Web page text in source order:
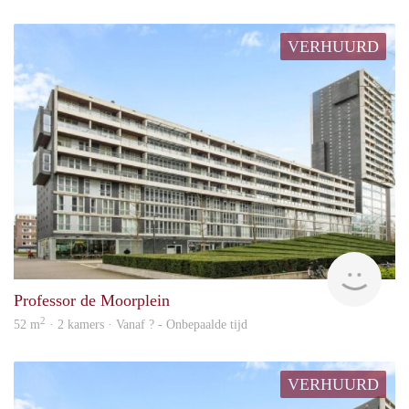
VERHUURD
rent
Professor de Moorplein
52 m2 · 2 kamers · Vanaf ? - Onbepaalde tijd
VERHUURD